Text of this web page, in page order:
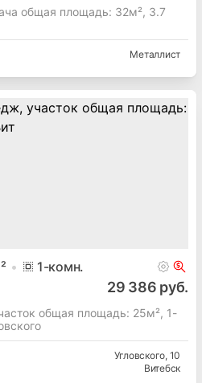
общая площадь: 32м², 3.7
Металлист
1-комн.
29 386 руб.
общая площадь: 25м², 1-
Угловского, 10
Витебск